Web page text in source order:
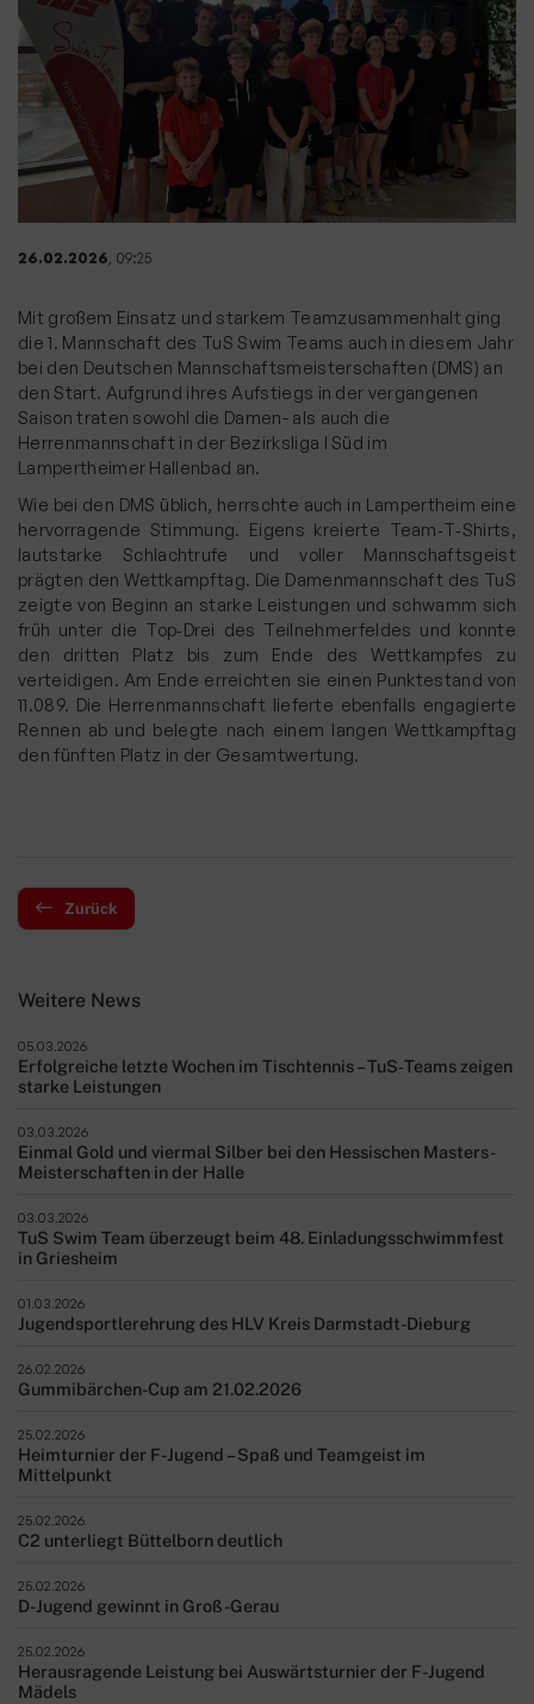
26.02.2026, 09:25
Mit großem Einsatz und starkem Teamzusammenhalt ging
die 1. Mannschaft des TuS Swim Teams auch in diesem Jahr
bei den Deutschen Mannschaftsmeisterschaften (DMS) an
den Start. Aufgrund ihres Aufstiegs in der vergangenen
Saison traten sowohl die Damen- als auch die
Herrenmannschaft in der Bezirksliga I Süd im
Lampertheimer Hallenbad an.
Wie bei den DMS üblich, herrschte auch in Lampertheim eine
hervorragende Stimmung. Eigens kreierte Team‑T‑Shirts,
lautstarke Schlachtrufe und voller Mannschaftsgeist
prägten den Wettkampftag. Die Damenmannschaft des TuS
zeigte von Beginn an starke Leistungen und schwamm sich
früh unter die Top‑Drei des Teilnehmerfeldes und konnte
den dritten Platz bis zum Ende des Wettkampfes zu
verteidigen. Am Ende erreichten sie einen Punktestand von
11.089. Die Herrenmannschaft lieferte ebenfalls engagierte
Rennen ab und belegte nach einem langen Wettkampftag
den fünften Platz in der Gesamtwertung.
Zurück
Weitere News
05.03.2026
Erfolgreiche letzte Wochen im Tischtennis – TuS‑Teams zeigen
starke Leistungen
03.03.2026
Einmal Gold und viermal Silber bei den Hessischen Masters-
Meisterschaften in der Halle
03.03.2026
TuS Swim Team überzeugt beim 48. Einladungsschwimmfest
in Griesheim
01.03.2026
Jugendsportlerehrung des HLV Kreis Darmstadt-Dieburg
26.02.2026
Gummibärchen-Cup am 21.02.2026
25.02.2026
Heimturnier der F-Jugend – Spaß und Teamgeist im
Mittelpunkt
25.02.2026
C2 unterliegt Büttelborn deutlich
25.02.2026
D-Jugend gewinnt in Groß-Gerau
25.02.2026
Herausragende Leistung bei Auswärtsturnier der F-Jugend
Mädels